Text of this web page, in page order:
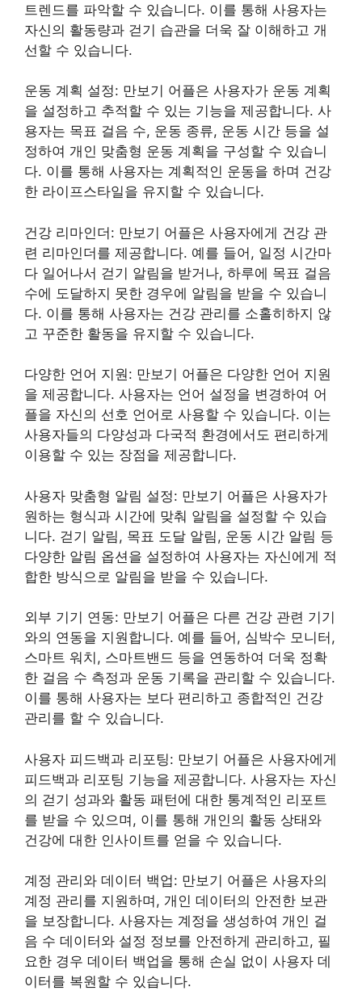
트렌드를 파악할 수 있습니다. 이를 통해 사용자는
자신의 활동량과 걷기 습관을 더욱 잘 이해하고 개
선할 수 있습니다.
운동 계획 설정: 만보기 어플은 사용자가 운동 계획
을 설정하고 추적할 수 있는 기능을 제공합니다. 사
용자는 목표 걸음 수, 운동 종류, 운동 시간 등을 설
정하여 개인 맞춤형 운동 계획을 구성할 수 있습니
다. 이를 통해 사용자는 계획적인 운동을 하며 건강
한 라이프스타일을 유지할 수 있습니다.
건강 리마인더: 만보기 어플은 사용자에게 건강 관
련 리마인더를 제공합니다. 예를 들어, 일정 시간마
다 일어나서 걷기 알림을 받거나, 하루에 목표 걸음
수에 도달하지 못한 경우에 알림을 받을 수 있습니
다. 이를 통해 사용자는 건강 관리를 소홀히하지 않
고 꾸준한 활동을 유지할 수 있습니다.
다양한 언어 지원: 만보기 어플은 다양한 언어 지원
을 제공합니다. 사용자는 언어 설정을 변경하여 어
플을 자신의 선호 언어로 사용할 수 있습니다. 이는
사용자들의 다양성과 다국적 환경에서도 편리하게
이용할 수 있는 장점을 제공합니다.
사용자 맞춤형 알림 설정: 만보기 어플은 사용자가
원하는 형식과 시간에 맞춰 알림을 설정할 수 있습
니다. 걷기 알림, 목표 도달 알림, 운동 시간 알림 등
다양한 알림 옵션을 설정하여 사용자는 자신에게 적
합한 방식으로 알림을 받을 수 있습니다.
외부 기기 연동: 만보기 어플은 다른 건강 관련 기기
와의 연동을 지원합니다. 예를 들어, 심박수 모니터,
스마트 워치, 스마트밴드 등을 연동하여 더욱 정확
한 걸음 수 측정과 운동 기록을 관리할 수 있습니다.
이를 통해 사용자는 보다 편리하고 종합적인 건강
관리를 할 수 있습니다.
사용자 피드백과 리포팅: 만보기 어플은 사용자에게
피드백과 리포팅 기능을 제공합니다. 사용자는 자신
의 걷기 성과와 활동 패턴에 대한 통계적인 리포트
를 받을 수 있으며, 이를 통해 개인의 활동 상태와
건강에 대한 인사이트를 얻을 수 있습니다.
계정 관리와 데이터 백업: 만보기 어플은 사용자의
계정 관리를 지원하며, 개인 데이터의 안전한 보관
을 보장합니다. 사용자는 계정을 생성하여 개인 걸
음 수 데이터와 설정 정보를 안전하게 관리하고, 필
요한 경우 데이터 백업을 통해 손실 없이 사용자 데
이터를 복원할 수 있습니다.